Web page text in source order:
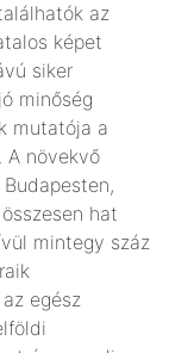
az
képet
siker
minőség
mutatója a
A növekvő
hat
mintegy száz
egész